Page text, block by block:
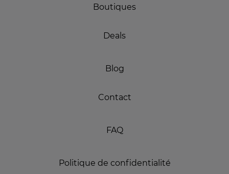
Boutiques
Deals
Blog
Contact
FAQ
Politique de confidentialité